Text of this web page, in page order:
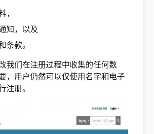
，
知，以及
条款。
我们在注册过程中收集的任何数
，用户仍然可以仅使用名字和电子
注册。